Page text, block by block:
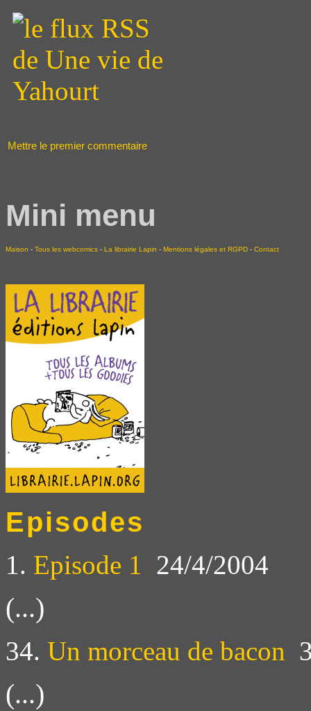
Mettre le premier commentaire
Mini menu
Maison - Tous les webcomics - La librairie Lapin - Mentions légales et RGPD - Contact
Episodes
1. Episode 1 24/4/2004
(...)
34. Un morceau de bacon
(...)